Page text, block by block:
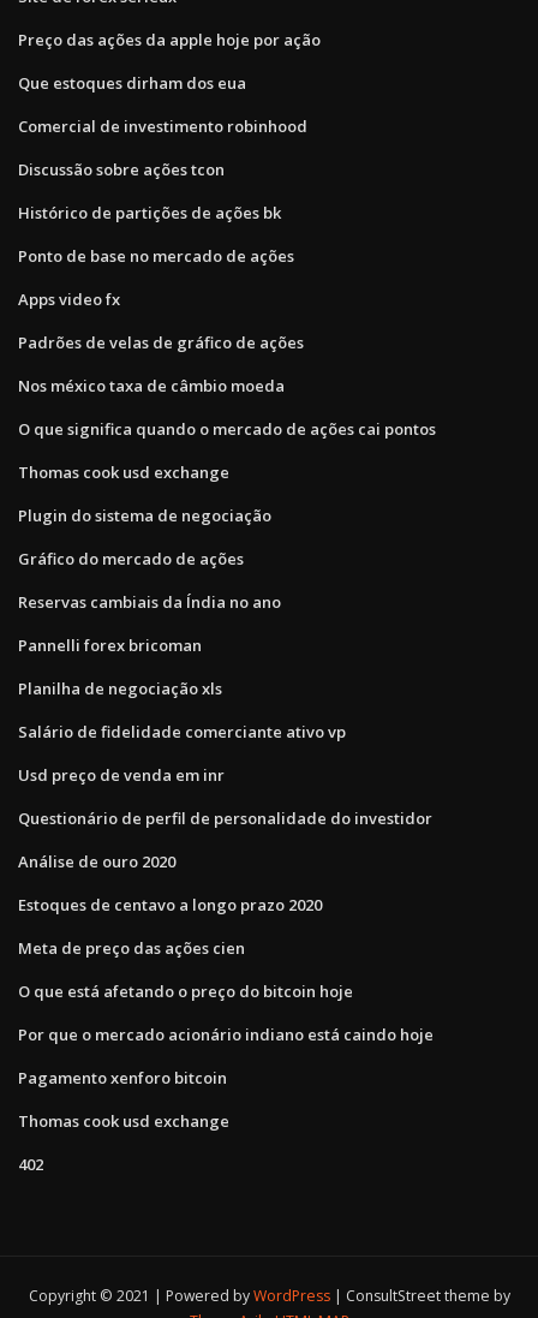
Preço das ações da apple hoje por ação
Que estoques dirham dos eua
Comercial de investimento robinhood
Discussão sobre ações tcon
Histórico de partições de ações bk
Ponto de base no mercado de ações
Apps video fx
Padrões de velas de gráfico de ações
Nos méxico taxa de câmbio moeda
O que significa quando o mercado de ações cai pontos
Thomas cook usd exchange
Plugin do sistema de negociação
Gráfico do mercado de ações
Reservas cambiais da Índia no ano
Pannelli forex bricoman
Planilha de negociação xls
Salário de fidelidade comerciante ativo vp
Usd preço de venda em inr
Questionário de perfil de personalidade do investidor
Análise de ouro 2020
Estoques de centavo a longo prazo 2020
Meta de preço das ações cien
O que está afetando o preço do bitcoin hoje
Por que o mercado acionário indiano está caindo hoje
Pagamento xenforo bitcoin
Thomas cook usd exchange
402
Copyright © 2021 | Powered byWordPress
ConsultStreet theme by